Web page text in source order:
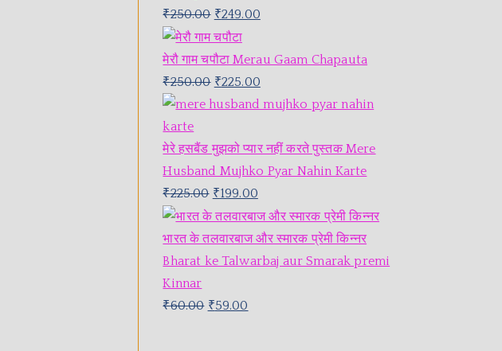
₹250.00 ₹249.00
मेरौ गाम चपौटा Merau Gaam Chapauta
₹250.00 ₹225.00
मेरे हसबैंड मुझको प्यार नहीं करते पुस्तक Mere
Husband Mujhko Pyar Nahin Karte
₹225.00 ₹199.00
भारत के तलवारबाज और स्मारक प्रेमी किन्नर
Bharat ke Talwarbaj aur Smarak premi
Kinnar
₹60.00 ₹59.00